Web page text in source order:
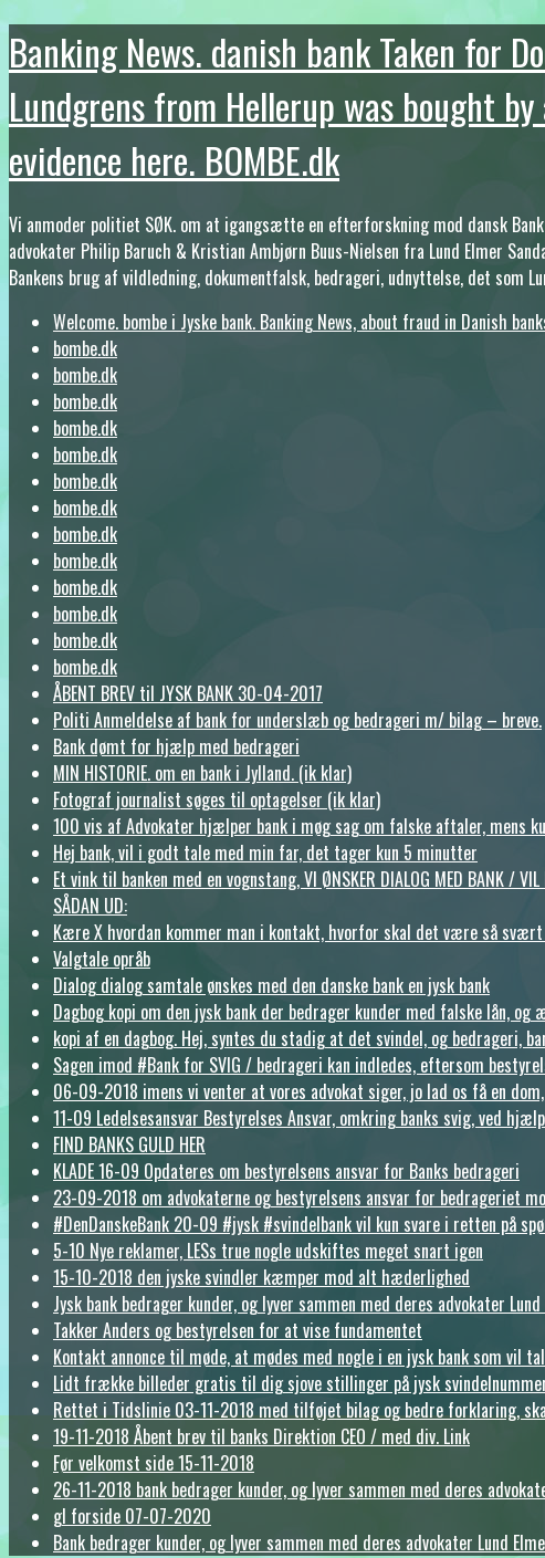
Banking News. danish bank Taken for
Lundgrens from Hellerup was bought
evidence here. BOMBE.dk
Vi anmoder politiet SØK. om at igangsætte en efterforskning mod dansk
advokater Philip Baruch & Kristian Ambjørn Buus-Nielsen fra Lund Elmer
Bankens brug af vildledning, dokumentfalsk, bedrageri, udnyttelse, det som
Welcome. bombe i Jyske bank. Banking News, about fraud in Danish
bombe.dk
bombe.dk
bombe.dk
bombe.dk
bombe.dk
bombe.dk
bombe.dk
bombe.dk
bombe.dk
bombe.dk
bombe.dk
bombe.dk
bombe.dk
ÅBENT BREV til JYSK BANK 30-04-2017
Politi Anmeldelse af bank for underslæb og bedrageri m/ bilag – breve.
Bank dømt for hjælp med bedrageri
MIN HISTORIE. om en bank i Jylland. (ik klar)
Fotograf journalist søges til optagelser (ik klar)
100 vis af Advokater hjælper bank i møg sag om falske aftaler, mens
Hej bank, vil i godt tale med min far, det tager kun 5 minutter
Et vink til banken med en vognstang, VI ØNSKER DIALOG MED BANK / VIL I
SÅDAN UD:
Kære X hvordan kommer man i kontakt, hvorfor skal det være så
Valgtale opråb
Dialog dialog samtale ønskes med den danske bank en jysk bank
Dagbog kopi om den jysk bank der bedrager kunder med falske lån,
kopi af en dagbog. Hej, syntes du stadig at det svindel, og bedrageri,
Sagen imod #Bank for SVIG / bedrageri kan indledes, eftersom
06-09-2018 imens vi venter at vores advokat siger, jo lad os få en
11-09 Le­del­ses­ansvar Bestyrelses Ansvar, omkring banks svig, ved hjælp
FIND BANKS GULD HER
KLADE 16-09 Opdateres om bestyrelsens ansvar for Banks bedrageri
23-09-2018 om advokaterne og bestyrelsens ansvar for bedrageriet
#DenDanskeBank 20-09 #jysk #svindelbank vil kun svare i retten på
5-10 Nye reklamer, LESs true nogle udskiftes meget snart igen
15-10-2018 den jyske svindler kæmper mod alt hæderlighed
Jysk bank bedrager kunder, og lyver sammen med deres advokater
Takker Anders og bestyrelsen for at vise fundamentet
Kontakt annonce til møde, at mødes med nogle i en jysk bank som vil
Lidt frække billeder gratis til dig sjove stillinger på jysk
Rettet i Tidslinie 03-11-2018 med tilføjet bilag og bedre forklaring,
19-11-2018 Åbent brev til banks Direktion CEO / med div. Link
Før velkomst side 15-11-2018
26-11-2018 bank bedrager kunder, og lyver sammen med deres
gl forside 07-07-2020
Bank bedrager kunder, og lyver sammen med deres advokater Lund